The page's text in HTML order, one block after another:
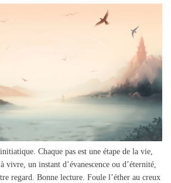
Chaque pas est une étape de la vie,
vivre, un instant d’évanescence ou d’éternité,
regard. Bonne lecture. Foule l’éther au creux